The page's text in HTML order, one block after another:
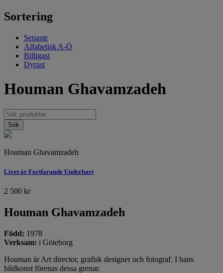
Sortering
Senaste
Alfabetisk A-Ö
Billigast
Dyrast
Houman Ghavamzadeh
Houman Ghavamzadeh
Livet är Fortfarande Underbart
2 500 kr
Houman Ghavamzadeh
Född: 1978
Verksam: i Göteborg
Houman är Art director, grafisk designer och fotograf. I hans
bildkonst förenas dessa grenar.